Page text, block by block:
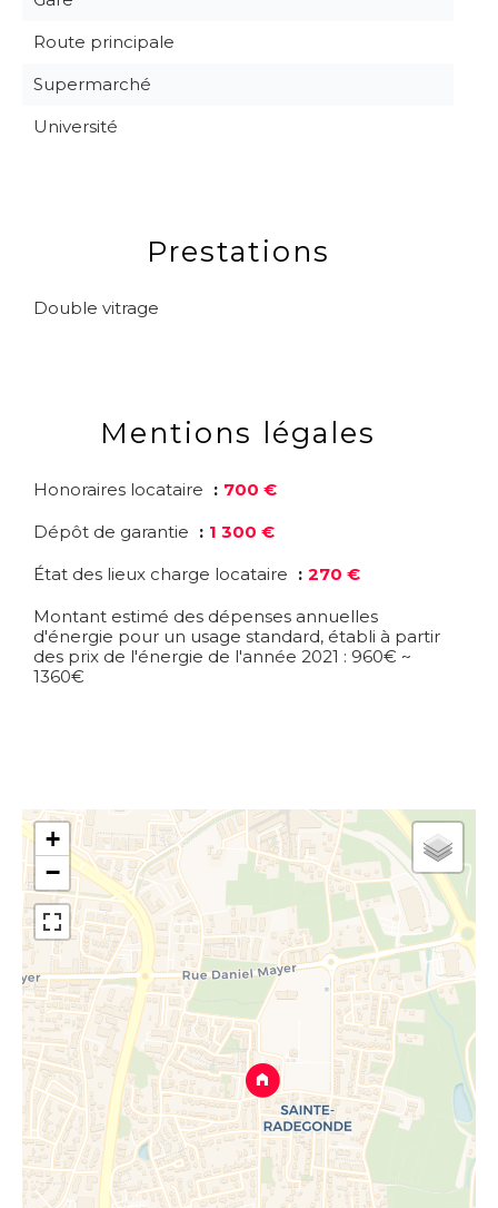
Route principale
Supermarché
Université
Prestations
Double vitrage
Mentions légales
Honoraires locataire
700 €
Dépôt de garantie
1 300 €
État des lieux charge locataire
270 €
Montant estimé des dépenses annuelles
d'énergie pour un usage standard, établi à partir
des prix de l'énergie de l'année 2021 : 960€ ~
1360€
+
−